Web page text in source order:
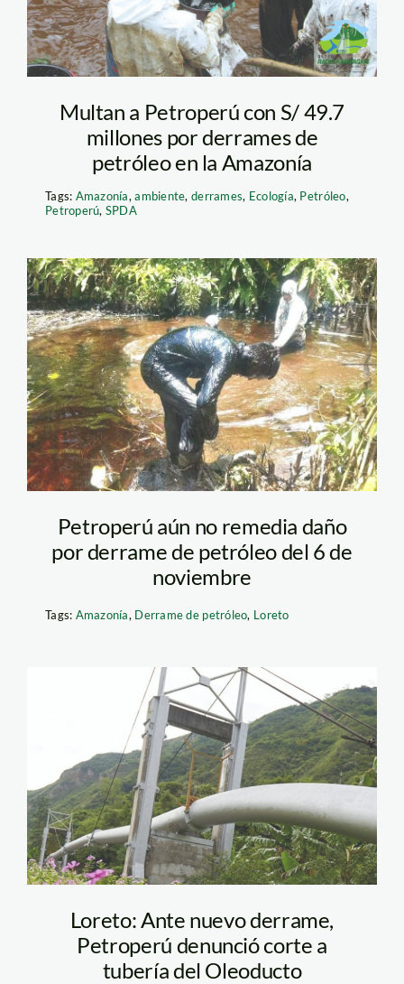
Multan a Petroperú con S/ 49.7
millones por derrames de
petróleo en la Amazonía
Tags: Amazonía,ambiente,derrames, Ecología, Petróleo,
Petroperú, SPDA
derrame de crudo
chaís – loreto
Petroperú aún no remedia daño
por derrame de petróleo del 6 de
noviembre
Tags: Amazonía, Derrame de petróleo, Loreto
petroperu – derrame
Loreto: Ante nuevo derrame,
Petroperú denunció corte a
tubería del Oleoducto